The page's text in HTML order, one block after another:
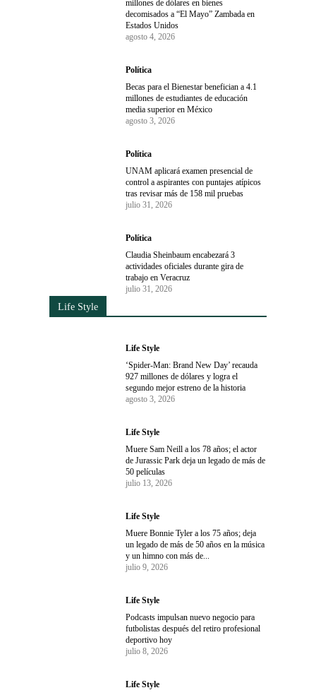
millones de dólares en bienes
decomisados a “El Mayo” Zambada en
Estados Unidos
agosto 4, 2026
Política
Becas para el Bienestar benefician a 4.1
millones de estudiantes de educación
media superior en México
agosto 3, 2026
Política
UNAM aplicará examen presencial de
control a aspirantes con puntajes atípicos
tras revisar más de 158 mil pruebas
julio 31, 2026
Política
Claudia Sheinbaum encabezará 3
actividades oficiales durante gira de
trabajo en Veracruz
julio 31, 2026
Life Style
Life Style
‘Spider-Man: Brand New Day’ recauda
927 millones de dólares y logra el
segundo mejor estreno de la historia
agosto 3, 2026
Life Style
Muere Sam Neill a los 78 años; el actor
de Jurassic Park deja un legado de más de
50 películas
julio 13, 2026
Life Style
Muere Bonnie Tyler a los 75 años; deja
un legado de más de 50 años en la música
y un himno con más de...
julio 9, 2026
Life Style
Podcasts impulsan nuevo negocio para
futbolistas después del retiro profesional
deportivo hoy
julio 8, 2026
Life Style